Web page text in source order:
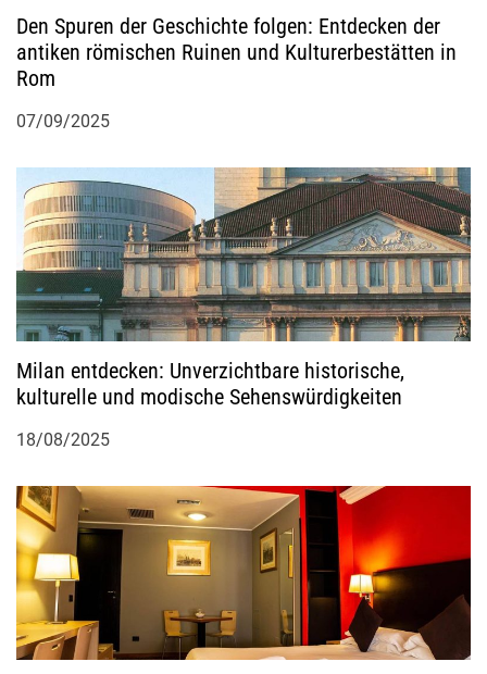
Den Spuren der Geschichte folgen: Entdecken der
antiken römischen Ruinen und Kulturerbestätten in
Rom
07/09/2025
Milan entdecken: Unverzichtbare historische,
kulturelle und modische Sehenswürdigkeiten
18/08/2025